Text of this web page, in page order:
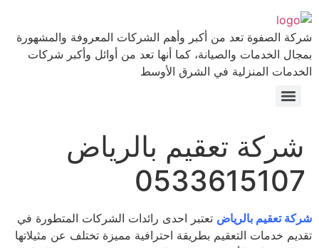
الصفوة تعد من أكبر وأهم الشركات المعروفة والمشهورة
الخدمات والصيانة، كما أنها تعد من أوائل وأكبر شركات
المنزلية في الشرق الأوسط
تعقيم بالرياض
تعقيم بالرياض تعتبر احدى رائدات الشركات المتطورة في
خدمات التعقيم بطريقة احترافية مميزة تختلف عن مثيلاتها